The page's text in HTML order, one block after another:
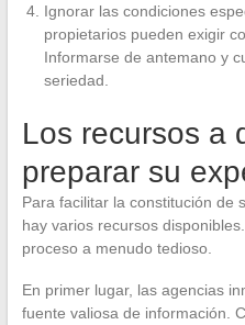
Ignorar las condiciones
propietarios pueden exigir
Informarse de antemano y
seriedad.
Los recursos a
preparar su
Para facilitar la constitución de
hay varios recursos
proceso a menudo tedioso.
En primer lugar, las agencias
fuente valiosa de información.